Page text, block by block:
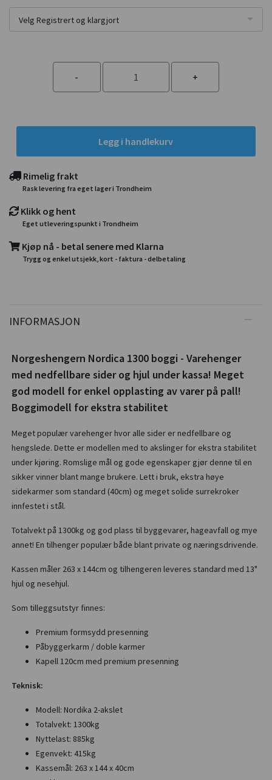
Velg Registrert og klargjort
Legg i handlekurv
Rimelig frakt
Rask levering fra eget lager i Trondheim
Klikk og hent
Eget utleveringspunkt i Trondheim
Kjøp nå - betal senere med Klarna
Trygg og enkel utsjekk, kort - faktura - delbetaling
INFORMASJON
Norgeshengern Nordica 1300 boggi - Varehenger
med nedfellbare sider og hjul under kassa! Meget
god modell for enkel opplasting av varer på pall!
Boggimodell for ekstra stabilitet
Meget populær varehenger hvor alle sider er nedfellbare og
hengslede. Dette er modellen med to akslinger for ekstra stabilitet
under kjøring. Romslige mål og gode egenskaper gjør denne til en
sikker vinner blant mange brukere. Lett i bruk, ekstra høye
sidekarmer som standard (40cm) og meget solide surrekroker
innfestet i stål.
Totalvekt på 1300kg og god plass til byggevarer, hageavfall og mye
annet! En tilhenger populær både blant private og næringsdrivende.
Kassen måler 263 x 144cm og tilhengeren leveres standard med 13"
hjul og nesehjul.
Som tilleggsutstyr finnes:
Premium formsydd presenning
Påbyggerkarm / doble karmer
Kapell 120cm med premium presenning
Teknisk:
Modell: Nordika 2-akslet
Totalvekt: 1300kg
Nyttelast: 885kg
Egenvekt: 415kg
Kassemål: 263 x 144 x 40cm